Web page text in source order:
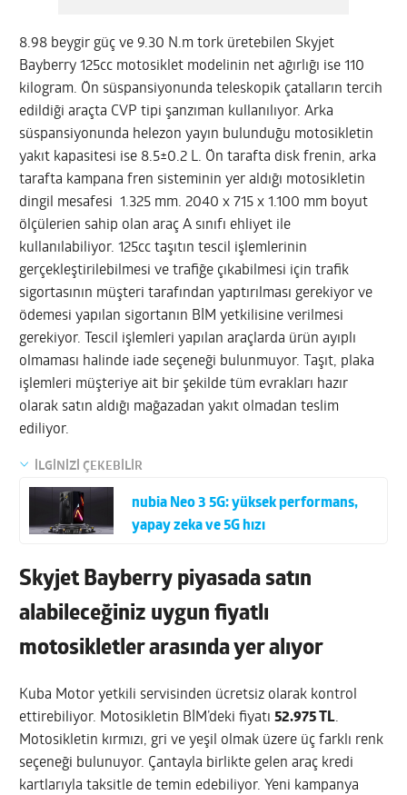
8.98 beygir güç ve 9.30 N.m tork üretebilen Skyjet
Bayberry 125cc motosiklet modelinin net ağırlığı ise 110
kilogram. Ön süspansiyonunda teleskopik çatalların tercih
edildiği araçta CVP tipi şanzıman kullanılıyor. Arka
süspansiyonunda helezon yayın bulunduğu motosikletin
yakıt kapasitesi ise 8.5±0.2 L. Ön tarafta disk frenin, arka
tarafta kampana fren sisteminin yer aldığı motosikletin
dingil mesafesi 1.325 mm. 2040 x 715 x 1.100 mm boyut
ölçülerien sahip olan araç A sınıfı ehliyet ile
kullanılabiliyor. 125cc taşıtın tescil işlemlerinin
gerçekleştirilebilmesi ve trafiğe çıkabilmesi için trafik
sigortasının müşteri tarafından yaptırılması gerekiyor ve
ödemesi yapılan sigortanın BİM yetkilisine verilmesi
gerekiyor. Tescil işlemleri yapılan araçlarda ürün ayıplı
olmaması halinde iade seçeneği bulunmuyor. Taşıt, plaka
işlemleri müşteriye ait bir şekilde tüm evrakları hazır
olarak satın aldığı mağazadan yakıt olmadan teslim
ediliyor.
İLGİNİZİ ÇEKEBİLİR
nubia Neo 3 5G: yüksek performans,
yapay zeka ve 5G hızı
Skyjet Bayberry piyasada satın
alabileceğiniz uygun fiyatlı
motosikletler arasında yer alıyor
Kuba Motor yetkili servisinden ücretsiz olarak kontrol
ettirebiliyor. Motosikletin BİM’deki fiyatı52.975 TL.
Motosikletin kırmızı, gri ve yeşil olmak üzere üç farklı renk
seçeneği bulunuyor. Çantayla birlikte gelen araç kredi
kartlarıyla taksitle de temin edebiliyor. Yeni kampanya